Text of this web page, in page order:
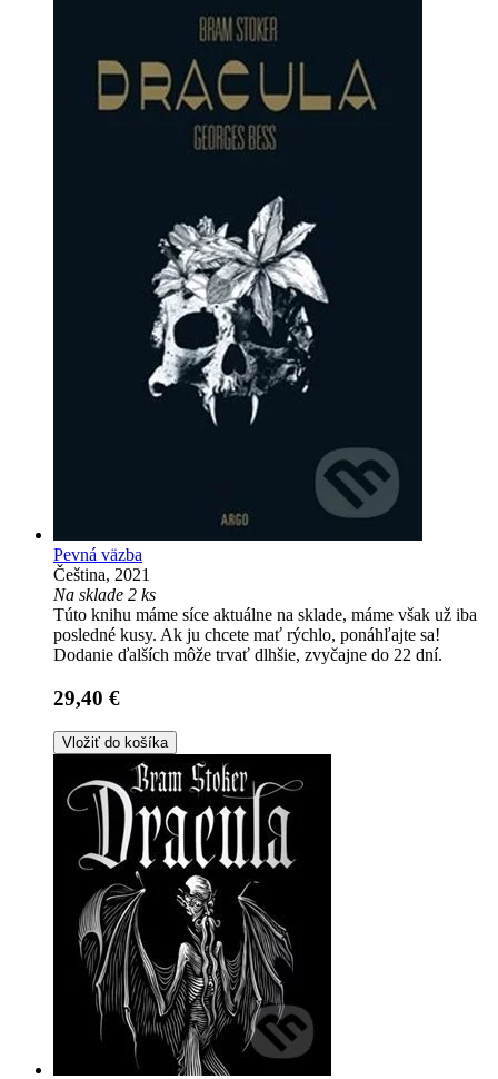
Pevná väzba
Čeština, 2021
Na sklade 2 ks
Túto knihu máme síce aktuálne na sklade, máme však už iba
posledné kusy. Ak ju chcete mať rýchlo, ponáhľajte sa!
Dodanie ďalších môže trvať dlhšie, zvyčajne do 22 dní.
29,40 €
Vložiť do košíka